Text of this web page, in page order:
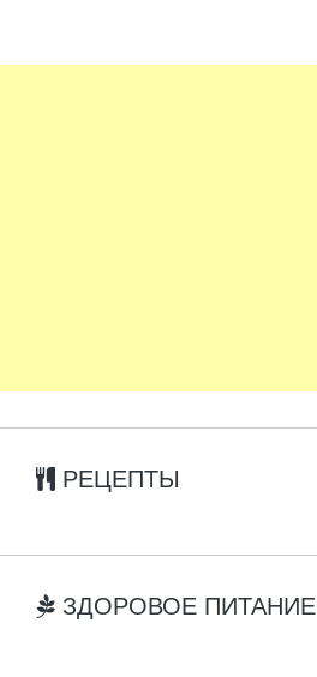
РЕЦЕПТЫ
ЗДОРОВОЕ ПИТАНИЕ